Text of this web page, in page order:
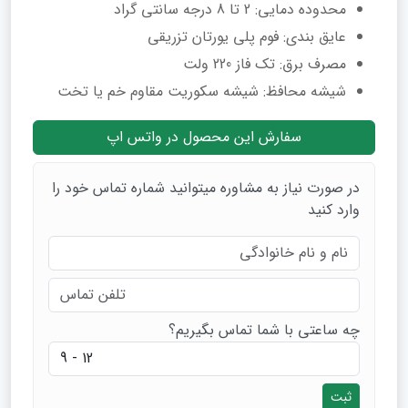
محدوده دمایی: 2 تا 8 درجه سانتی‌ گراد
عایق‌ بندی: فوم پلی‌ یورتان تزریقی
مصرف برق: تک فاز 220 ولت
شیشه محافظ: شیشه سکوریت مقاوم خم یا تخت
سفارش این محصول در واتس اپ
در صورت نیاز به مشاوره میتوانید شماره تماس خود را
وارد کنید
چه ساعتی با شما تماس بگیریم؟
ثبت